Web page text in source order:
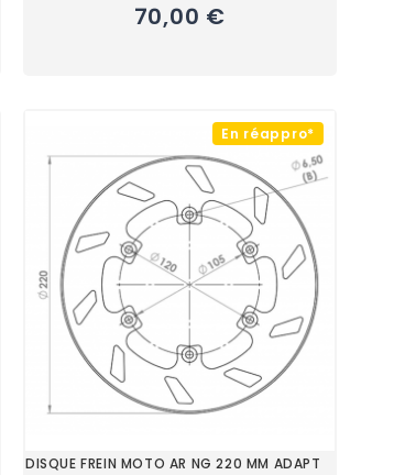
70,00 €
En réappro*
DISQUE FREIN MOTO AR NG 220 MM ADAPT